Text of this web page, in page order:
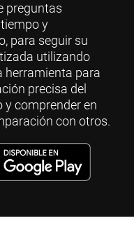
preguntas
y
para seguir su
utilizando
herramienta para
precisa del
y comprender en
con otros.